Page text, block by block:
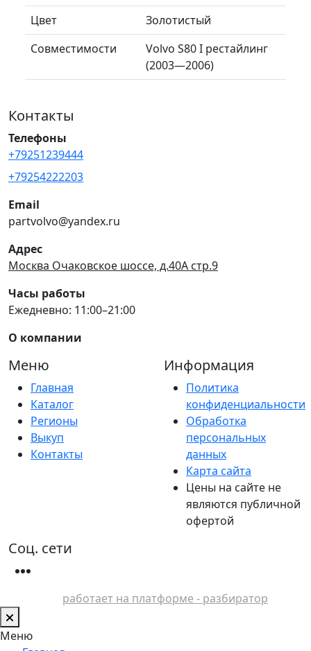
Цвет
Золотистый
Совместимости
Volvo S80 I рестайлинг
(2003—2006)
Контакты
Телефоны
+79251239444
+79254222203
Email
partvolvo@yandex.ru
Адрес
Москва Очаковское шоссе, д.40А стр.9
Часы работы
Ежедневно: 11:00–21:00
О компании
Меню
Главная
Каталог
Регионы
Выкуп
Контакты
Информация
Политика
конфиденциальности
Обработка
персональных
данных
Карта сайта
Цены на сайте не
являются публичной
офертой
Соц. сети
работает на платформе - разбиратор
Меню